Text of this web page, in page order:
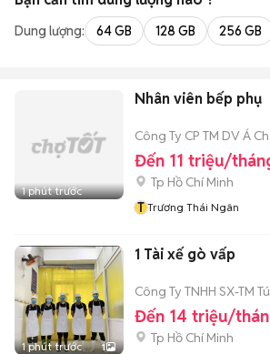
Dung lượng: 64 GB 128 GB 256 GB
1 phút trước
Nhân viên bếp phụ
Công Ty CP TM DV Á
Đến 11 triệu/
Tp Hồ Chí Minh
T Trương Thái Ngân
1 phút trước 1
1 Tài xế gò vấp
Công Ty TNHH SX-TM
Đến 14 triệu/
Tp Hồ Chí Minh